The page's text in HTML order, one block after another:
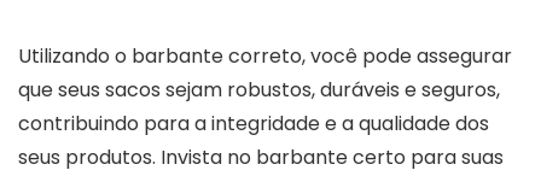
Utilizando o barbante correto, você pode assegurar
que seus sacos sejam robustos, duráveis e seguros,
contribuindo para a integridade e a qualidade dos
seus produtos. Invista no barbante certo para suas